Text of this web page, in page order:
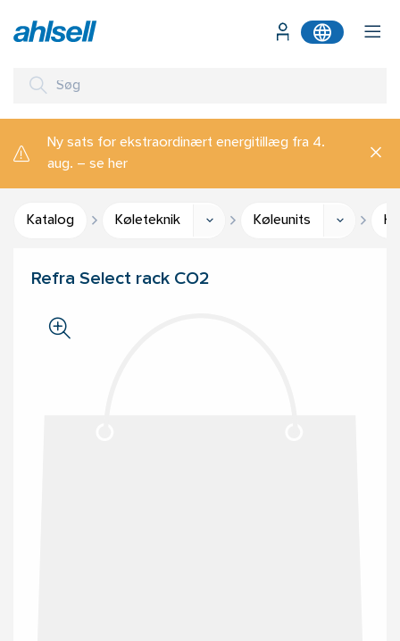
Ny sats for ekstraordinært energitillæg fra 4.
aug. – se her
Katalog Køleteknik Køleunits
Refra Select rack CO2